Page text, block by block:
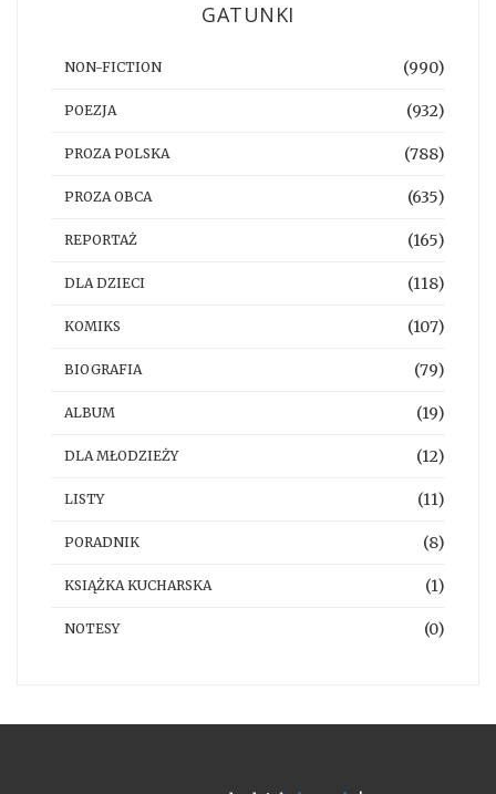
GATUNKI
NON-FICTION (990)
POEZJA (932)
PROZA POLSKA (788)
PROZA OBCA (635)
REPORTAŻ (165)
DLA DZIECI (118)
KOMIKS (107)
BIOGRAFIA (79)
ALBUM (19)
DLA MŁODZIEŻY (12)
LISTY (11)
PORADNIK (8)
KSIĄŻKA KUCHARSKA (1)
NOTESY (0)